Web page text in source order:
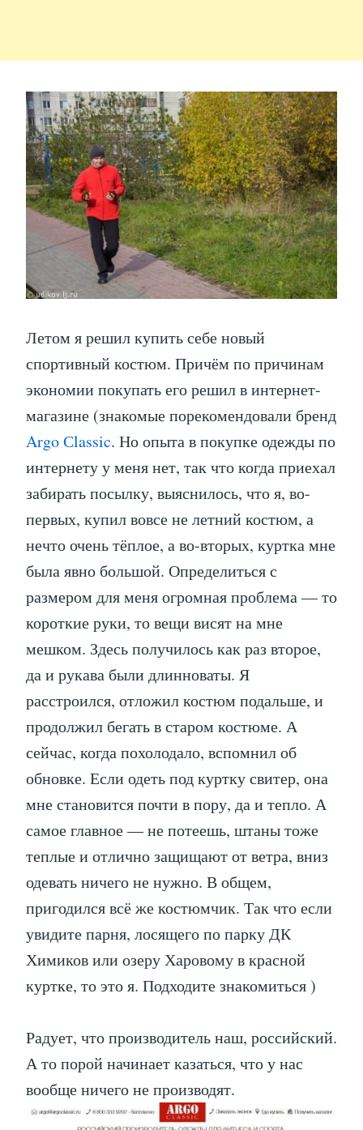
Летом я решил купить себе новый
спортивный костюм. Причём по причинам
экономии покупать его решил в интернет-
магазине (знакомые порекомендовали бренд
Argo Сlassic. Но опыта в покупке одежды по
интернету у меня нет, так что когда приехал
забирать посылку, выяснилось, что я, во-
первых, купил вовсе не летний костюм, а
нечто очень тёплое, а во-вторых, куртка мне
была явно большой. Определиться с
размером для меня огромная проблема — то
короткие руки, то вещи висят на мне
мешком. Здесь получилось как раз второе,
да и рукава были длинноваты. Я
расстроился, отложил костюм подальше, и
продолжил бегать в старом костюме. А
сейчас, когда похолодало, вспомнил об
обновке. Если одеть под куртку свитер, она
мне становится почти в пору, да и тепло. А
самое главное — не потеешь, штаны тоже
теплые и отлично защищают от ветра, вниз
одевать ничего не нужно. В общем,
пригодился всё же костюмчик. Так что если
увидите парня, лосящего по парку ДК
Химиков или озеру Харовому в красной
куртке, то это я. Подходите знакомиться )
Радует, что производитель наш, российский.
А то порой начинает казаться, что у нас
вообще ничего не производят.